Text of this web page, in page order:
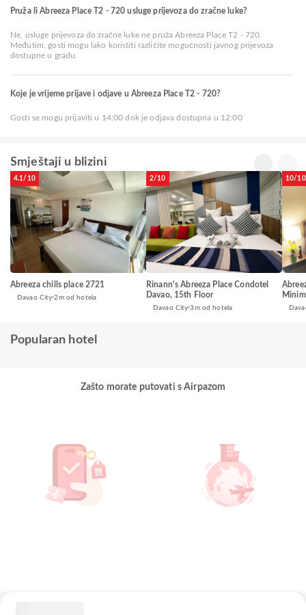
Pruža li Abreeza Place T2 - 720 usluge prijevoza do zračne luke?
Ne, usluge prijevoza do zračne luke ne pruža Abreeza Place T2 - 720.
Međutim, gosti mogu lako koristiti različite mogućnosti javnog prijevoza
dostupne u gradu.
Koje je vrijeme prijave i odjave u Abreeza Place T2 - 720?
Gosti se mogu prijaviti u 14:00 dok je odjava dostupna u 12:00
Smještaji u blizini
4.1/10
Abreeza chills place 2721
Davao City 2m od hotela
2/10
Rinann's Abreeza Place Condotel
Davao, 15th Floor
Davao City 3m od hotela
10/10
Popularan hotel
Zašto morate putovati s Airpazom